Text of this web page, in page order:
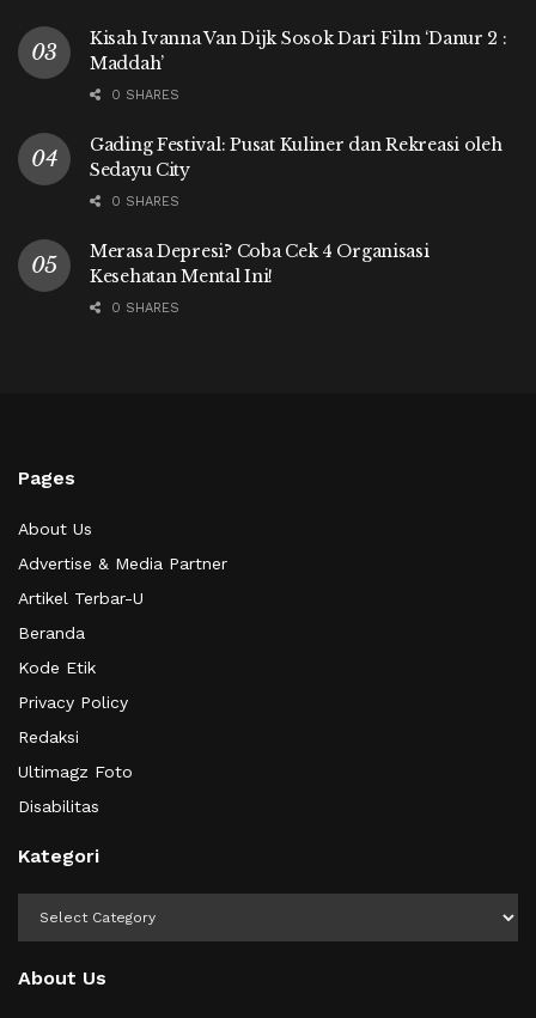
Kisah Ivanna Van Dijk Sosok Dari Film ‘Danur 2 :
Maddah’
0 SHARES
Gading Festival: Pusat Kuliner dan Rekreasi oleh
Sedayu City
0 SHARES
Merasa Depresi? Coba Cek 4 Organisasi
Kesehatan Mental Ini!
0 SHARES
Pages
About Us
Advertise & Media Partner
Artikel Terbar-U
Beranda
Kode Etik
Privacy Policy
Redaksi
Ultimagz Foto
Disabilitas
Kategori
About Us